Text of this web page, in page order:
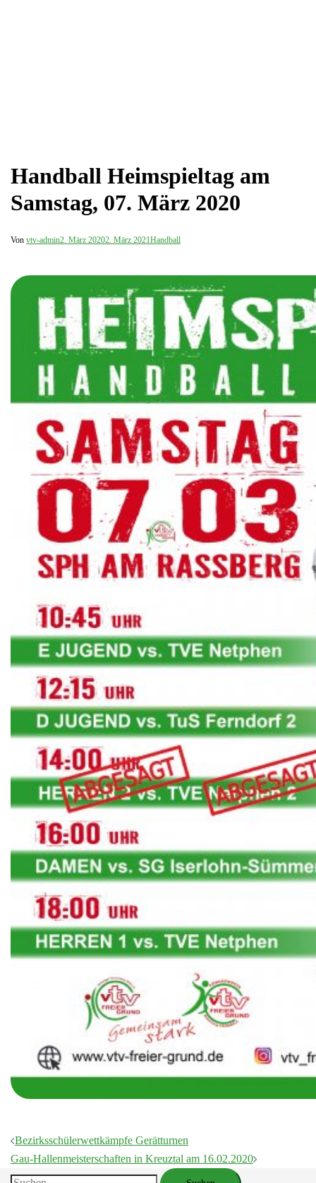
Handball Heimspieltag am
Samstag, 07. März 2020
Von vtv-admin2. März 20202. März 2021Handball
Beitragsnavigation
Bezirksschülerwettkämpfe Gerätturnen
Gau-Hallenmeisterschaften in Kreuztal am 16.02.2020